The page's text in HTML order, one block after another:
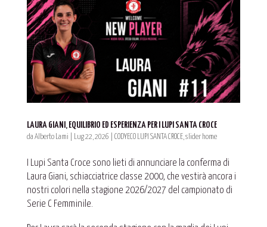
LAURA GIANI, EQUILIBRIO ED ESPERIENZA PER I LUPI SANTA CROCE
da Alberto Lami Lug 22, 2026 CODYECO LUPI SANTA CROCE,slider home
I Lupi Santa Croce sono lieti di annunciare la conferma di
Laura Giani, schiacciatrice classe 2000, che vestirà ancora i
nostri colori nella stagione 2026/2027 del campionato di
Serie C Femminile.